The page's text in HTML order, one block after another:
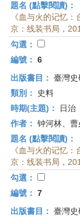
題名 (點擊閱讀)：
《血与火的记忆
京：线装书局，
勾選：
編號： 6
出版書目： 臺灣
類別：
史料
時期(主題)：
日治
作者： 钟河林、曹
題名 (點擊閱讀)：
《血与火的记忆
京：线装书局，
勾選：
編號： 7
出版書目： 臺灣